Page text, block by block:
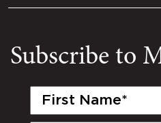
Subscribe to
First